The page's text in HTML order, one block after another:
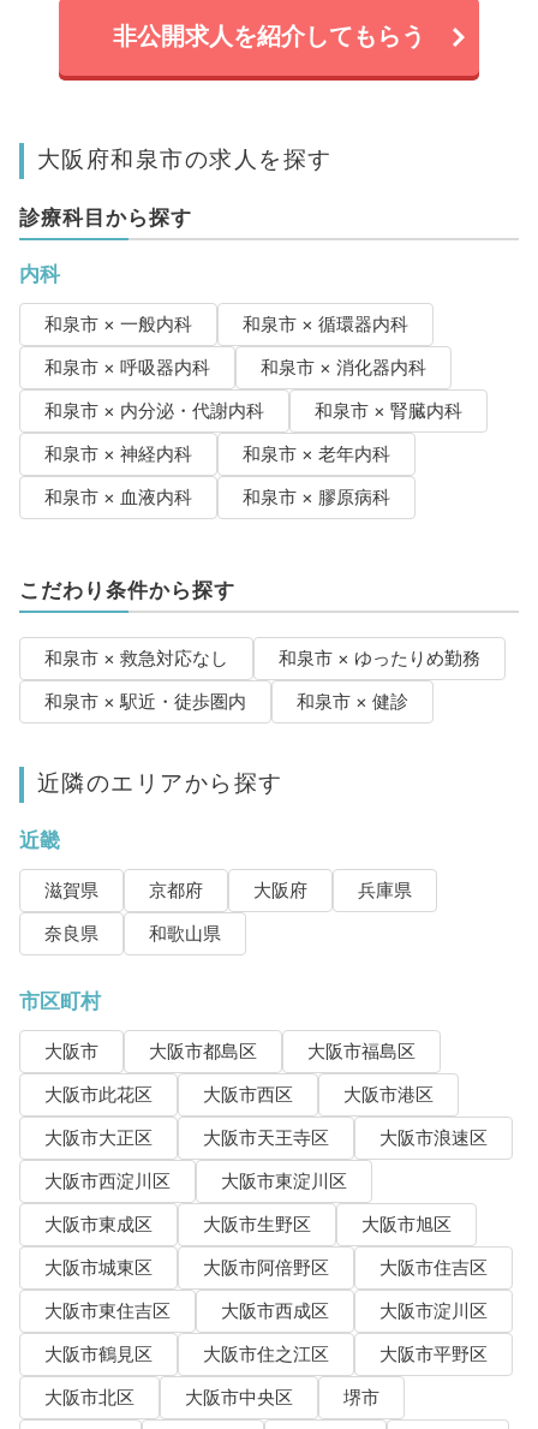
非公開求人を紹介してもらう
大阪府和泉市の求人を探す
診療科目から探す
内科
和泉市 × 一般内科
和泉市 × 循環器内科
和泉市 × 呼吸器内科
和泉市 × 消化器内科
和泉市 × 内分泌・代謝内科
和泉市 × 腎臓内科
和泉市 × 神経内科
和泉市 × 老年内科
和泉市 × 血液内科
和泉市 × 膠原病科
こだわり条件から探す
和泉市 × 救急対応なし
和泉市 × ゆったりめ勤務
和泉市 × 駅近・徒歩圏内
和泉市 × 健診
近隣のエリアから探す
近畿
滋賀県 京都府 大阪府
兵庫県
奈良県
和歌山県
市区町村
大阪市 大阪市都島区
大阪市福島区
大阪市此花区
大阪市西区
大阪市港区
大阪市大正区
大阪市天王寺区
大阪市浪速区
大阪市西淀川区
大阪市東淀川区
大阪市東成区
大阪市生野区
大阪市旭区
大阪市城東区
大阪市阿倍野区
大阪市住吉区
大阪市東住吉区
大阪市西成区
大阪市淀川区
大阪市鶴見区
大阪市住之江区
大阪市平野区
大阪市北区
大阪市中央区
堺市